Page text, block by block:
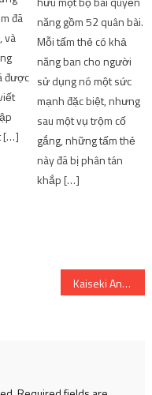
đã
và
được
[…]
năng gồm 52 quân bài.
Mỗi tấm thẻ có khả
năng ban cho người
sử dụng nó một sức
mạnh đặc biệt, nhưng
sau một vụ trộm cố
gắng, những tấm thẻ
này đã bị phân tán
khắp […]
Kaiseki Anime Ep. 116 — Ấn tượng theo mùa mùa đông 2023